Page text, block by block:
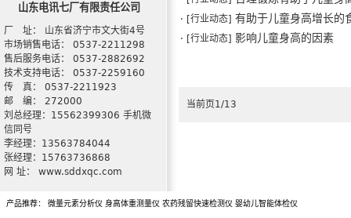
山东电讯七厂有限责任公司
厂 址： 山东省济宁市文大街4号
市场销售电话： 0537-2211298
售后服务电话： 0537-2882692
技术支持电话： 0537-2259160
传 真： 0537-2211923
邮 编： 272000
刘总经理：15562399306 手机微
信同号
李经理：13563784044
张经理：15763736868
网 址： www.sddxqc.com
· [行业动态] 有助于儿童身高增长的
· [行业动态] 影响儿童身高的因素
当前页1/13
产品推荐： 微量元素分析仪 身高体重测量仪 农药残留快速检测仪 婴幼儿智能体检仪